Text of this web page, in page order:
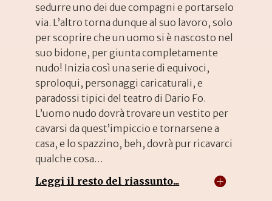
sedurre uno dei due compagni e portarselo
via. L’altro torna dunque al suo lavoro, solo
per scoprire che un uomo si è nascosto nel
suo bidone, per giunta completamente
nudo! Inizia così una serie di equivoci,
sproloqui, personaggi caricaturali, e
paradossi tipici del teatro di Dario Fo.
L’uomo nudo dovrà trovare un vestito per
cavarsi da quest’impiccio e tornarsene a
casa, e lo spazzino, beh, dovrà pur ricavarci
qualche cosa…
Leggi il resto del riassunto...